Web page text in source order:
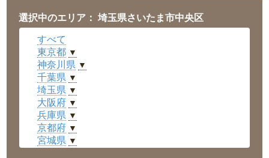
選択中のエリア： 埼玉県さいたま市中央区
すべて
東京都 ▼
神奈川県 ▼
千葉県 ▼
埼玉県 ▼
大阪府 ▼
兵庫県 ▼
京都府 ▼
宮城県 ▼